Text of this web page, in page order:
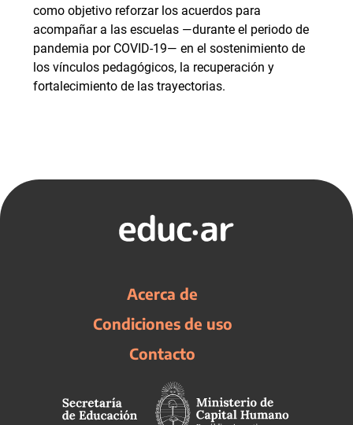
como objetivo reforzar los acuerdos para
acompañar a las escuelas —durante el periodo de
pandemia por COVID-19— en el sostenimiento de
los vínculos pedagógicos, la recuperación y
fortalecimiento de las trayectorias.
Acerca de
Condiciones de uso
Contacto